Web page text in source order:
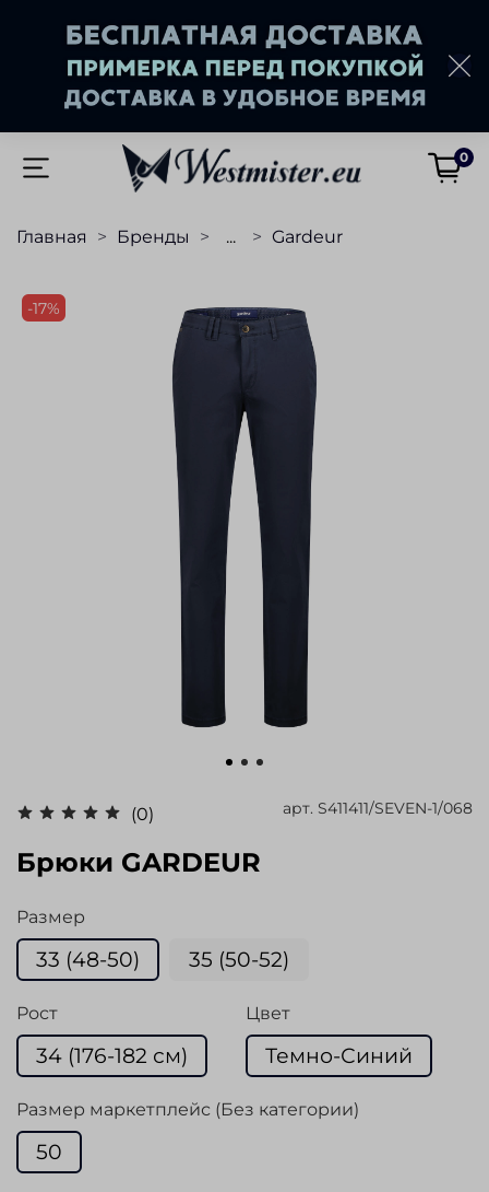
0
Главная Бренды ... Gardeur
-17%
(0) арт. S411411/SEVEN-1/068
Брюки GARDEUR
Размер
33 (48-50) 35 (50-52)
Рост
34 (176-182 см)
Цвет
Темно-Синий
Размер маркетплейс (Без категории)
50